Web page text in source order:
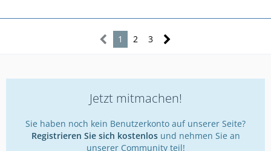
1 2 3
Jetzt mitmachen!
Sie haben noch kein Benutzerkonto auf unserer Seite?
Registrieren Sie sich kostenlosund nehmen Sie an
unserer Community teil!